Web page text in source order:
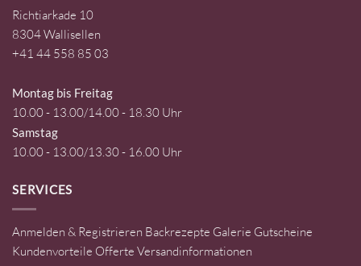
Richtiarkade 10
8304 Wallisellen
+41 44 558 85 03
Montag bis Freitag
10.00 - 13.00/14.00 - 18.30 Uhr
Samstag
10.00 - 13.00/13.30 - 16.00 Uhr
SERVICES
Anmelden & Registrieren Backrezepte Galerie Gutscheine
Kundenvorteile Offerte Versandinformationen